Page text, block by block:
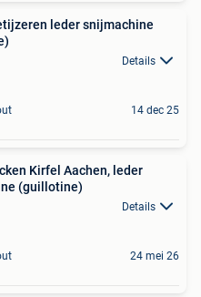
leder snijmachine
Details
14 dec 25
Kirfel Aachen, leder
(guillotine)
Details
24 mei 26